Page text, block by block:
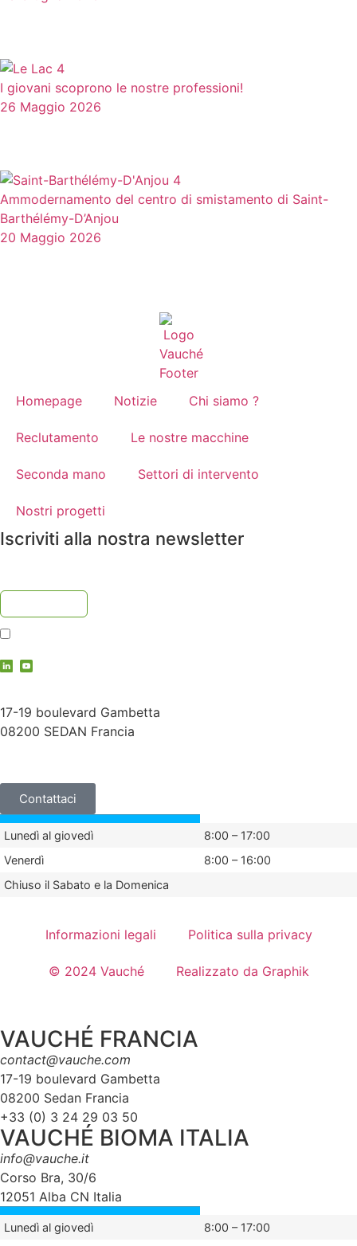
I giovani scoprono le nostre professioni!
26 Maggio 2026
Ammodernamento del centro di smistamento di Saint-
Barthélémy-D’Anjou
20 Maggio 2026
Homepage Notizie Chi siamo ?
Reclutamento Le nostre macchine
Seconda mano Settori di intervento
Nostri progetti
Iscriviti alla nostra newsletter
17-19 boulevard Gambetta
08200 SEDAN Francia
Contattaci
Lunedì al giovedì
8:00 – 17:00
Venerdì
8:00 – 16:00
Chiuso il Sabato e la Domenica
Informazioni legali Politica sulla privacy
© 2024 Vauché Realizzato da Graphik
VAUCHÉ FRANCIA
contact@vauche.com
17-19 boulevard Gambetta
08200 Sedan Francia
+33 (0) 3 24 29 03 50
VAUCHÉ BIOMA ITALIA
info@vauche.it
Corso Bra, 30/6
12051 Alba CN Italia
Lunedì al giovedì
8:00 – 17:00